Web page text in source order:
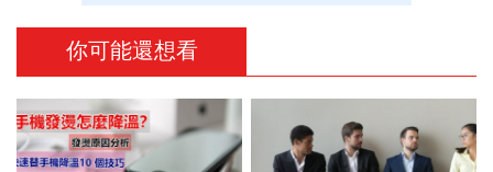
你可能還想看